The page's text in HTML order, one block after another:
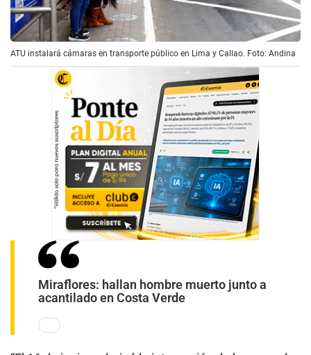
ATU instalará cámaras en transporte público en Lima y Callao. Foto: Andina
Miraflores: hallan hombre muerto junto a
acantilado en Costa Verde